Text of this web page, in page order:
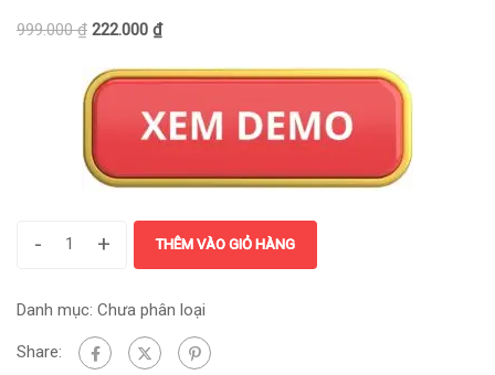
999.000₫ 222.000 ₫
- + THÊM VÀO GIỎ HÀNG
Danh mục: Chưa phân loại
Share: